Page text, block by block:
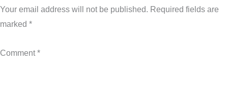
Your email address will not be published. Required fields are
marked *
Comment*